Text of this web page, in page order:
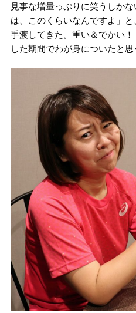
見事な増量っぷりに笑うしか
は、このくらいなんですよ」
手渡してきた。重い＆でかい
した期間でわが身についたと思